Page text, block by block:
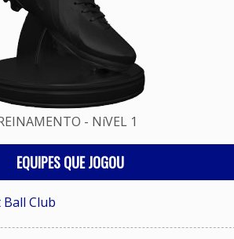
- NíVEL 1
EQUIPES QUE JOGOU
Club